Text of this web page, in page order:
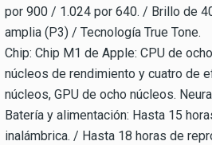
por 900 / 1.024 por 640. / Brillo de
amplia (P3) / Tecnología True Tone.
Chip: Chip M1 de Apple: CPU de
núcleos de rendimiento y cuatro de
núcleos, GPU de ocho núcleos.
Batería y alimentación: Hasta 15
inalámbrica. / Hasta 18 horas de